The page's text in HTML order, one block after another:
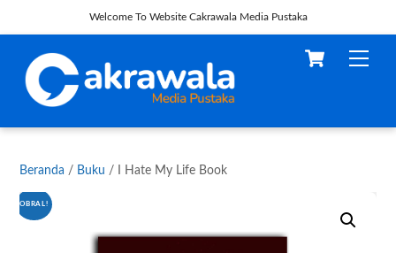
Welcome To Website Cakrawala Media Pustaka
content
Cart
Beranda / Buku / I Hate My Life Book
OBRAL!